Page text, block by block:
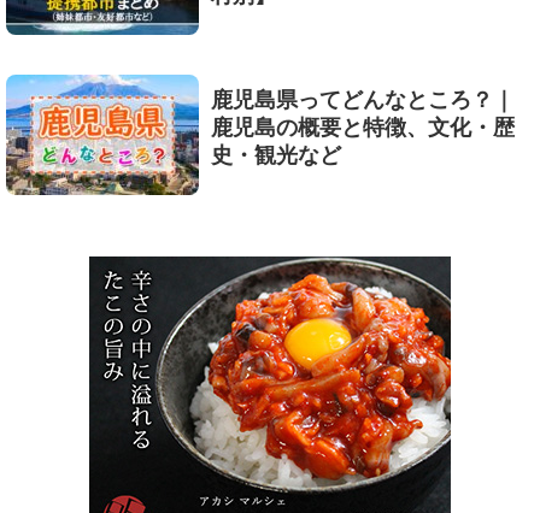
鹿児島県ってどんなところ？｜
鹿児島の概要と特徴、文化・歴
史・観光など